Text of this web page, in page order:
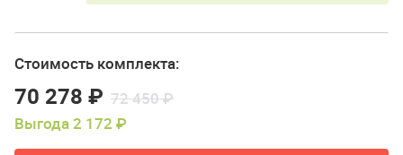
Стоимость комплекта:
70 278 ₽ 72 450 ₽
Выгода 2 172 ₽